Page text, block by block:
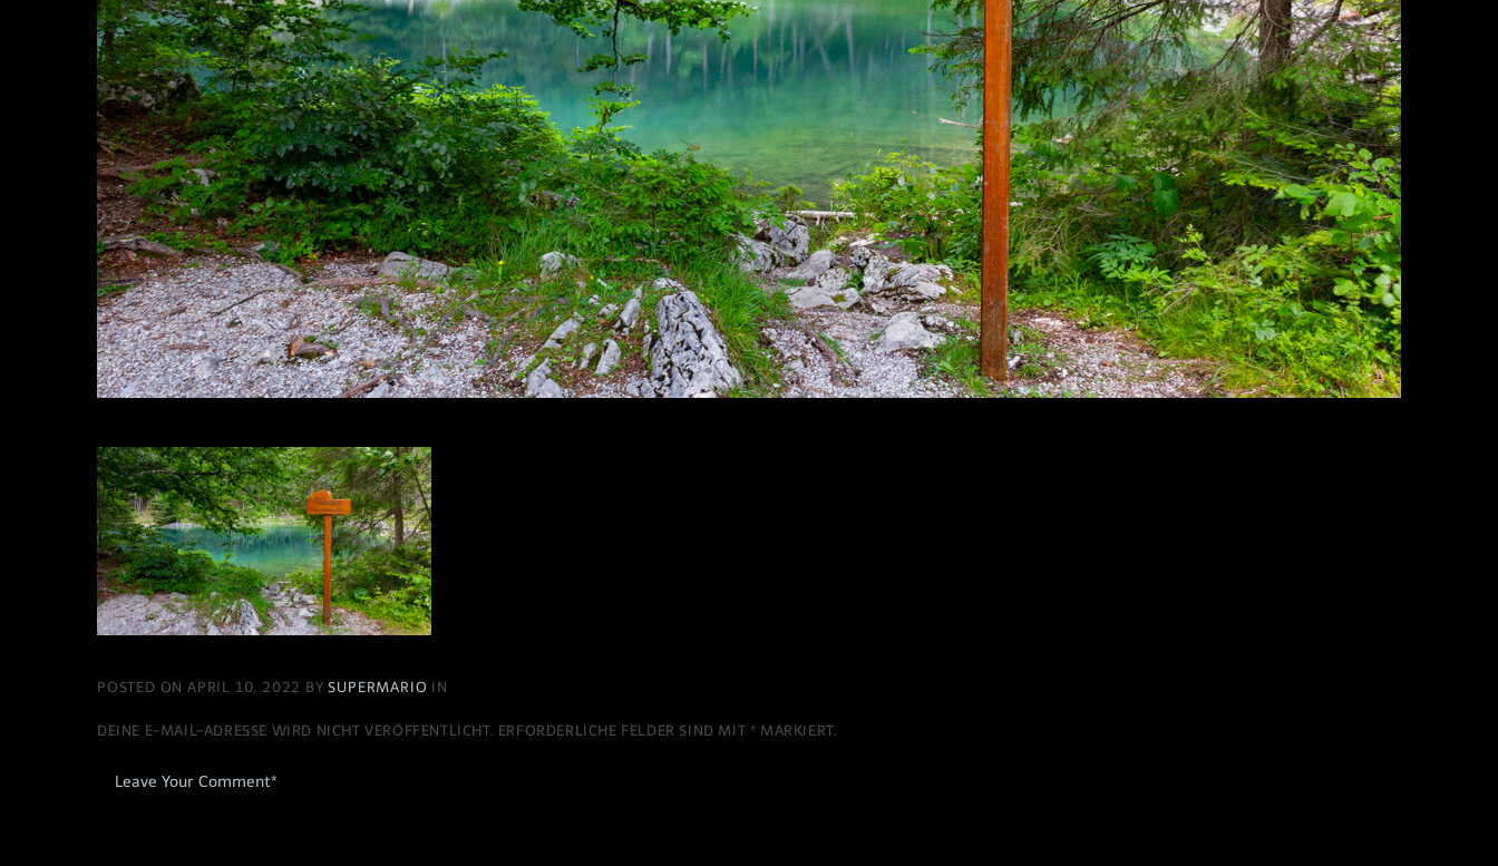
POSTED ON APRIL 10, 2022 BYSUPERMARIO IN
DEINE E-MAIL-ADRESSE WIRD NICHT VERÖFFENTLICHT. ERFORDERLICHE FELDER SIND MIT * MARKIERT.